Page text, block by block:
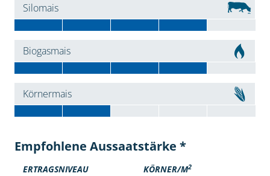
Silomais
Biogasmais
Körnermais
Empfohlene Aussaatstärke *
ERTRAGSNIVEAU KÖRNER/M2